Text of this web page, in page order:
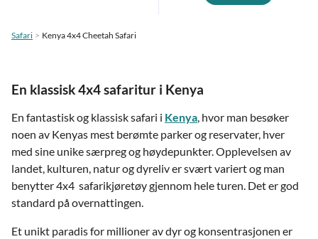
Safari Kenya 4x4 Cheetah Safari
En klassisk 4x4 safaritur i Kenya
En fantastisk og klassisk safari i Kenya, hvor man besøker
noen av Kenyas mest berømte parker og reservater, hver
med sine unike særpreg og høydepunkter. Opplevelsen av
landet, kulturen, natur og dyreliv er svært variert og man
benytter 4x4 safarikjøretøy gjennom hele turen. Det er god
standard på overnattingen.
Et unikt paradis for millioner av dyr og konsentrasjonen er